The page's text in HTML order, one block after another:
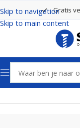
Skip to navigation
Skip to main content
Gratis
Home Bouten,